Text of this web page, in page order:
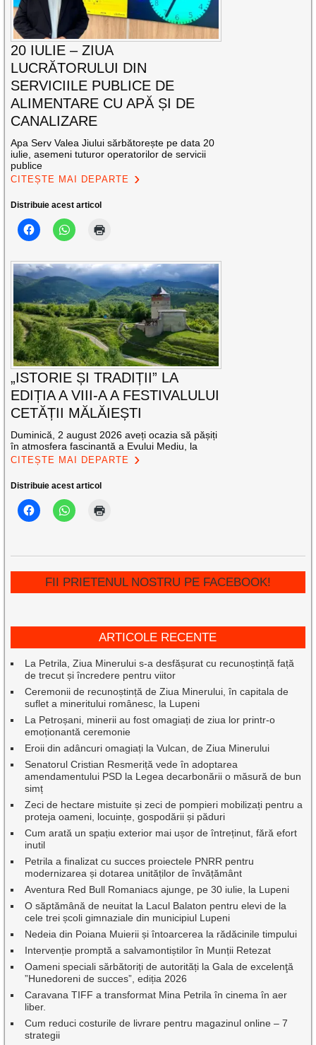
20 IULIE – ZIUA
LUCRĂTORULUI DIN
SERVICIILE PUBLICE DE
ALIMENTARE CU APĂ ȘI DE
CANALIZARE
Apa Serv Valea Jiului sărbătorește pe data 20
iulie, asemeni tuturor operatorilor de servicii
publice
CITEȘTE MAI DEPARTE
Distribuie acest articol
„ISTORIE ȘI TRADIȚII” LA
EDIȚIA A VIII-A A FESTIVALULUI
CETĂȚII MĂLĂIEȘTI
Duminică, 2 august 2026 aveți ocazia să pășiți
în atmosfera fascinantă a Evului Mediu, la
CITEȘTE MAI DEPARTE
Distribuie acest articol
FII PRIETENUL NOSTRU PE FACEBOOK!
ARTICOLE RECENTE
La Petrila, Ziua Minerului s-a desfășurat cu recunoștință față
de trecut și încredere pentru viitor
Ceremonii de recunoștință de Ziua Minerului, în capitala de
suflet a mineritului românesc, la Lupeni
La Petroșani, minerii au fost omagiați de ziua lor printr-o
emoționantă ceremonie
Eroii din adâncuri omagiați la Vulcan, de Ziua Minerului
Senatorul Cristian Resmeriță vede în adoptarea
amendamentului PSD la Legea decarbonării o măsură de bun
simț
Zeci de hectare mistuite și zeci de pompieri mobilizați pentru a
proteja oameni, locuințe, gospodării și păduri
Cum arată un spațiu exterior mai ușor de întreținut, fără efort
inutil
Petrila a finalizat cu succes proiectele PNRR pentru
modernizarea și dotarea unităților de învățământ
Aventura Red Bull Romaniacs ajunge, pe 30 iulie, la Lupeni
O săptămână de neuitat la Lacul Balaton pentru elevi de la
cele trei școli gimnaziale din municipiul Lupeni
Nedeia din Poiana Muierii și întoarcerea la rădăcinile timpului
Intervenție promptă a salvamontiștilor în Munții Retezat
Oameni speciali sărbătoriți de autorități la Gala de excelenţă
”Hunedoreni de succes”, ediția 2026
Caravana TIFF a transformat Mina Petrila în cinema în aer
liber.
Cum reduci costurile de livrare pentru magazinul online – 7
strategii